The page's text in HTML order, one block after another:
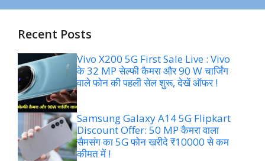
Recent Posts
Vivo X200 5G First Sale Live : Vivo
के 32 MP सेल्फी कैमरा और 90 W चार्जिंग
वाले फोन की पहली सेल शुरू, देखें ऑफर !
Samsung Galaxy A14 5G Flipkart
Discount Offer: 50 MP कैमरा वाला
सैमसंग का 5G फोन खरीदे ₹10000 से कम
कीमत में !